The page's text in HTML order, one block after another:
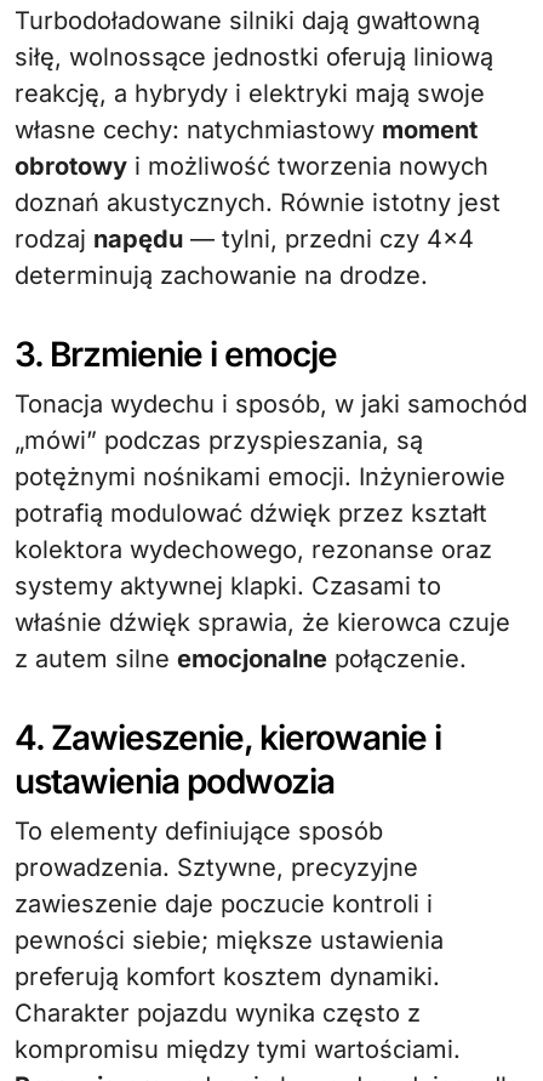
Turbodoładowane silniki dają gwałtowną
siłę, wolnossące jednostki oferują liniową
reakcję, a hybrydy i elektryki mają swoje
własne cechy: natychmiastowy moment
obrotowy i możliwość tworzenia nowych
doznań akustycznych. Równie istotny jest
rodzaj napędu — tylni, przedni czy 4×4
determinują zachowanie na drodze.
3. Brzmienie i emocje
Tonacja wydechu i sposób, w jaki samochód
„mówi” podczas przyspieszania, są
potężnymi nośnikami emocji. Inżynierowie
potrafią modulować dźwięk przez kształt
kolektora wydechowego, rezonanse oraz
systemy aktywnej klapki. Czasami to
właśnie dźwięk sprawia, że kierowca czuje
z autem silne emocjonalne połączenie.
4. Zawieszenie, kierowanie i
ustawienia podwozia
To elementy definiujące sposób
prowadzenia. Sztywne, precyzyjne
zawieszenie daje poczucie kontroli i
pewności siebie; miększe ustawienia
preferują komfort kosztem dynamiki.
Charakter pojazdu wynika często z
kompromisu między tymi wartościami.